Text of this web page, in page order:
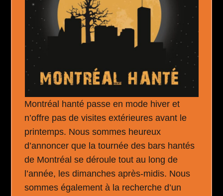
Montréal hanté passe en mode hiver et
n’offre pas de visites extérieures avant le
printemps. Nous sommes heureux
d’annoncer que la tournée des bars hantés
de Montréal se déroule tout au long de
l’année, les dimanches après-midis. Nous
sommes également à la recherche d’un